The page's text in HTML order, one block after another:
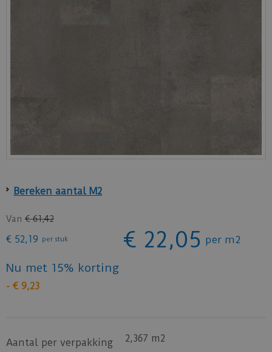
Bereken aantal M2
Van € 61,42
€ 52,19 per stuk € 22,05 per m2
Nu met 15% korting
- € 9,23
Aantal per verpakking 2,367 m2